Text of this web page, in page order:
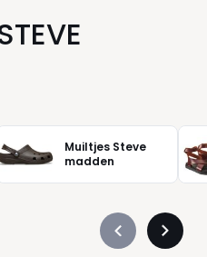
Muiltjes Steve
madden
Précédent